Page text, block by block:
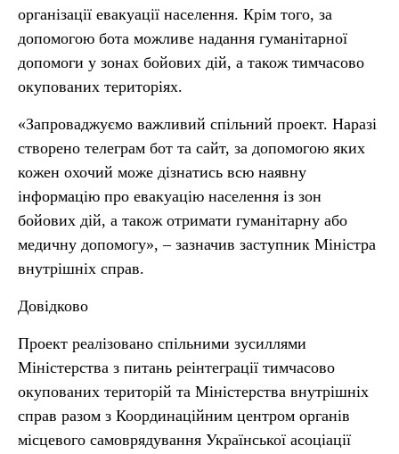
організації евакуації населення. Крім того, за
допомогою бота можливе надання гуманітарної
допомоги у зонах бойових дій, а також тимчасово
окупованих територіях.
«Запроваджуємо важливий спільний проект. Наразі
створено телеграм бот та сайт, за допомогою яких
кожен охочий може дізнатись всю наявну
інформацію про евакуацію населення із зон
бойових дій, а також отримати гуманітарну або
медичну допомогу», – зазначив заступник Міністра
внутрішніх справ.
Довідково
Проект реалізовано спільними зусиллями
Міністерства з питань реінтеграції тимчасово
окупованих територій та Міністерства внутрішніх
справ разом з Координаційним центром органів
місцевого самоврядування Української асоціації